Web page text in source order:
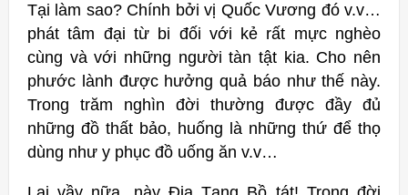
Tại làm sao? Chính bởi vị Quốc Vương đó v.v…
phát tâm đại từ bi đối với kẻ rất mực nghèo
cùng và với những người tàn tật kia. Cho nên
phước lành được hưởng quả báo như thế này.
Trong trăm nghìn đời thường được đầy đủ
những đồ thất bảo, huống là những thứ để thọ
dùng như y phục đồ uống ăn v.v…